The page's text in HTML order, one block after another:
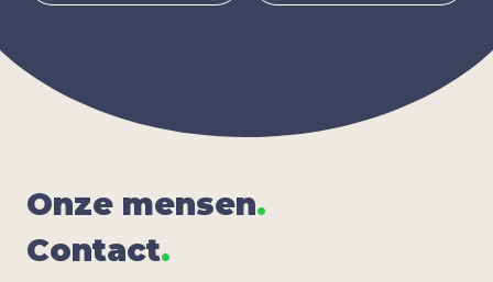
Onze men­sen.
Con­tact.